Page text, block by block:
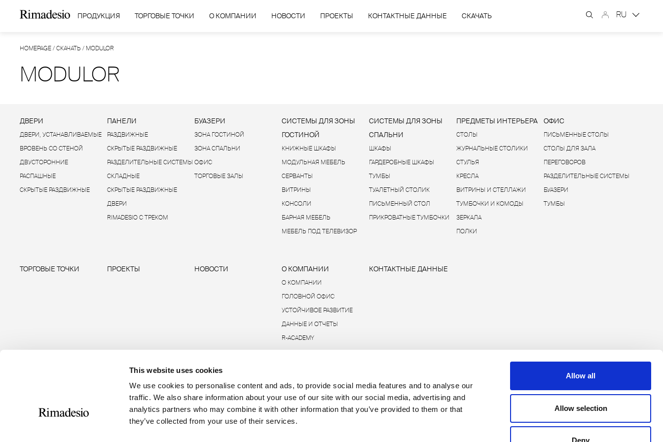
This website uses cookies
We use cookies to personalise content and ads, to provide social media features and to analyse our
traffic. We also share information about your use of our site with our social media, advertising and
analytics partners who may combine it with other information that you’ve provided to them or that
they’ve collected from your use of their services.
Allow all
Allow selection
Deny
ПРОДУКЦИЯ ТОРГОВЫЕ ТОЧКИ О КОМПАНИИ НОВОСТИ ПРОЕКТЫ КОНТАКТНЫЕ ДАННЫЕ СКАЧАТЬ RU
HOMEPAGE/СКАЧАТЬ / MODULOR
MODULOR
ДВЕРИ
ДВЕРИ, УСТАНАВЛИВАЕМЫЕ
ВРОВЕНЬ СО СТЕНОЙ
ДВУСТОРОННИЕ
РАСПАШНЫЕ
СКРЫТЫЕ РАЗДВИЖНЫЕ
ПАНЕЛИ
РАЗДВИЖНЫЕ
СКРЫТЫЕ РАЗДВИЖНЫЕ
РАЗДЕЛИТЕЛЬНЫЕ СИСТЕМЫ
СКЛАДНЫЕ
СКРЫТЫЕ РАЗДВИЖНЫЕ
ДВЕРИ
RIMADESIO С ТРЕКОМ
БУАЗЕРИ
ЗОНА ГОСТИНОЙ
ЗОНА СПАЛЬНИ
ОФИС
ТОРГОВЫЕ ЗАЛЫ
СИСТЕМЫ ДЛЯ ЗОНЫ
ГОСТИНОЙ
КНИЖНЫЕ ШКАФЫ
МОДУЛЬНАЯ МЕБЕЛЬ
СЕРВАНТЫ
ВИТРИНЫ
КОНСОЛИ
БАРНАЯ МЕБЕЛЬ
МЕБЕЛЬ ПОД ТЕЛЕВИЗОР
СИСТЕМЫ ДЛЯ ЗОНЫ
СПАЛЬНИ
ШКАФЫ
ГАРДЕРОБНЫЕ ШКАФЫ
ТУМБЫ
ТУАЛЕТНЫЙ СТОЛИК
ПИСЬМЕННЫЙ СТОЛ
ПРИКРОВАТНЫЕ ТУМБОЧКИ
ПРЕДМЕТЫ ИНТЕРЬЕРА
СТОЛЫ
ЖУРНАЛЬНЫЕ СТОЛИКИ
СТУЛЬЯ
КРЕСЛА
ВИТРИНЫ И СТЕЛЛАЖИ
ТУМБОЧКИ И КОМОДЫ
ЗЕРКАЛА
ПОЛКИ
ОФИС
ПИСЬМЕННЫЕ СТОЛЫ
СТОЛЫ ДЛЯ ЗАЛА
ПЕРЕГОВОРОВ
РАЗДЕЛИТЕЛЬНЫЕ СИСТЕМЫ
БУАЗЕРИ
ТУМБЫ
ТОРГОВЫЕ ТОЧКИ ПРОЕКТЫ НОВОСТИ О КОМПАНИИ
О КОМПАНИИ
ГОЛОВНОЙ ОФИС
УСТОЙЧИВОЕ РАЗВИТИЕ
ДАННЫЕ И ОТЧЕТЫ
R-ACADEMY
КОНТАКТНЫЕ ДАННЫЕ
Via Furlanelli 96, Giussano, MB
Seguici
P.IVA 00685930968 Copyright © 2026 Rimadesio. All rights reserved Area Legale